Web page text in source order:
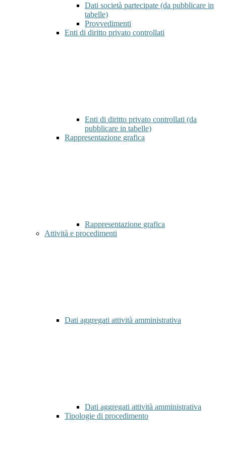
Dati società partecipate (da pubblicare in
tabelle)
Provvedimenti
Enti di diritto privato controllati
Enti di diritto privato controllati (da
pubblicare in tabelle)
Rappresentazione grafica
Rappresentazione grafica
Attività e procedimenti
Dati aggregati attività amministrativa
Dati aggregati attività amministrativa
Tipologie di procedimento